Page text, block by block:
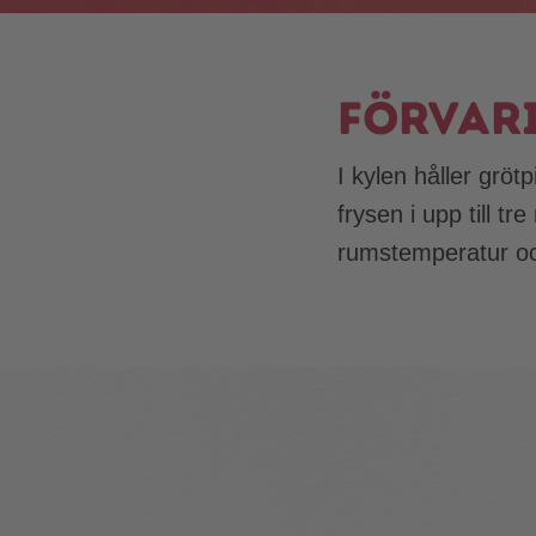
I kylen håller
frysen i upp till tre
rumstemperatur